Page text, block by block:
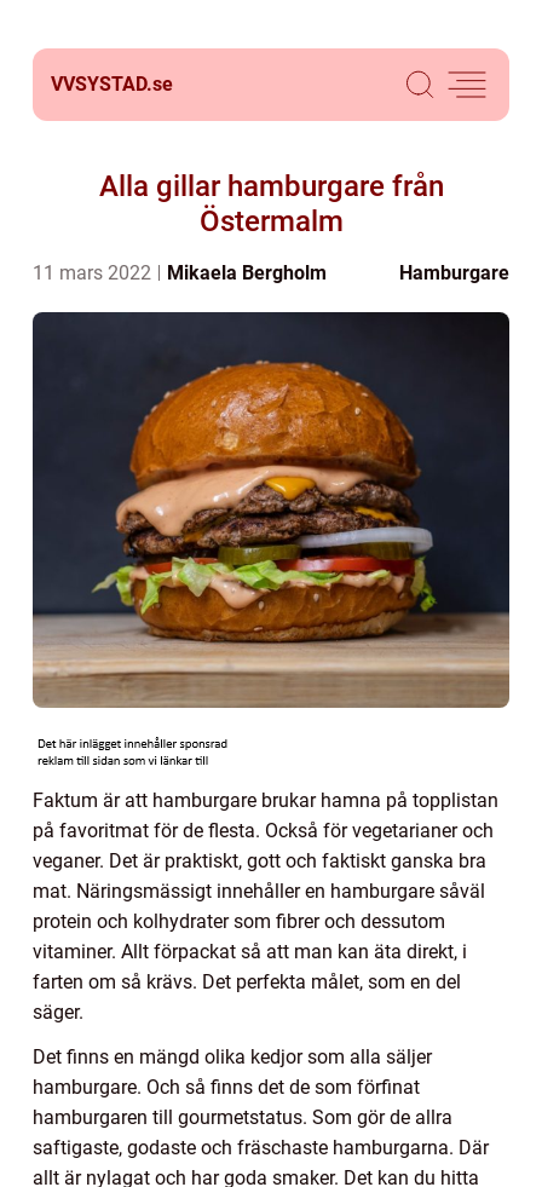
VVSYSTAD.se
Alla gillar hamburgare från
Östermalm
11 mars 2022 Mikaela Bergholm Hamburgare
Faktum är att hamburgare brukar hamna på topplistan
på favoritmat för de flesta. Också för vegetarianer och
veganer. Det är praktiskt, gott och faktiskt ganska bra
mat. Näringsmässigt innehåller en hamburgare såväl
protein och kolhydrater som fibrer och dessutom
vitaminer. Allt förpackat så att man kan äta direkt, i
farten om så krävs. Det perfekta målet, som en del
säger.
Det finns en mängd olika kedjor som alla säljer
hamburgare. Och så finns det de som förfinat
hamburgaren till gourmetstatus. Som gör de allra
saftigaste, godaste och fräschaste hamburgarna. Där
allt är nylagat och har goda smaker. Det kan du hitta